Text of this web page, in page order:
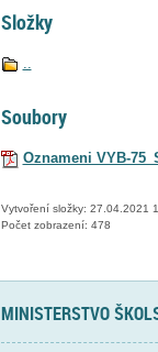
Složky
..
Soubory
Oznameni VYB-
Vytvoření složky: 27.04.2021
Počet zobrazení: 478
MINISTERSTVO